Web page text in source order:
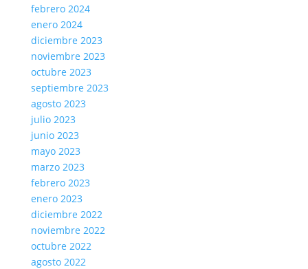
febrero 2024
enero 2024
diciembre 2023
noviembre 2023
octubre 2023
septiembre 2023
agosto 2023
julio 2023
junio 2023
mayo 2023
marzo 2023
febrero 2023
enero 2023
diciembre 2022
noviembre 2022
octubre 2022
agosto 2022